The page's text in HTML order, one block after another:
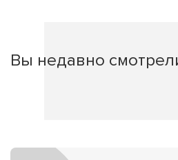
Вы недавно